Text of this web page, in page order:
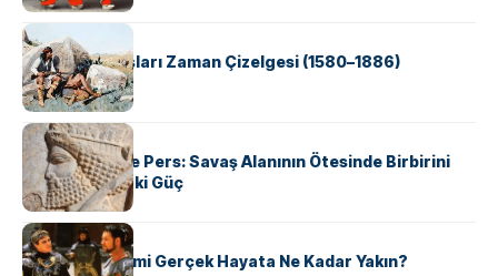
KÜLTÜR
Apache Savaşları Zaman Çizelgesi (1580–1886)
KÜLTÜR
Antik Yunan ve Pers: Savaş Alanının Ötesinde Birbirini
Şekillendiren İki Güç
KÜLTÜR
‘Gladiator’ Filmi Gerçek Hayata Ne Kadar Yakın?